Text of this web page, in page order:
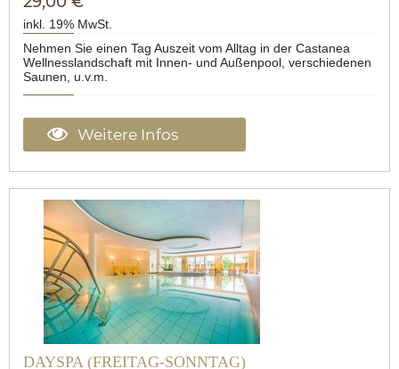
inkl. 19% MwSt.
Nehmen Sie einen Tag Auszeit vom Alltag in der Castanea
Wellnesslandschaft mit Innen- und Außenpool, verschiedenen
Saunen, u.v.m.
Weitere Infos
DAYSPA (FREITAG-SONNTAG)